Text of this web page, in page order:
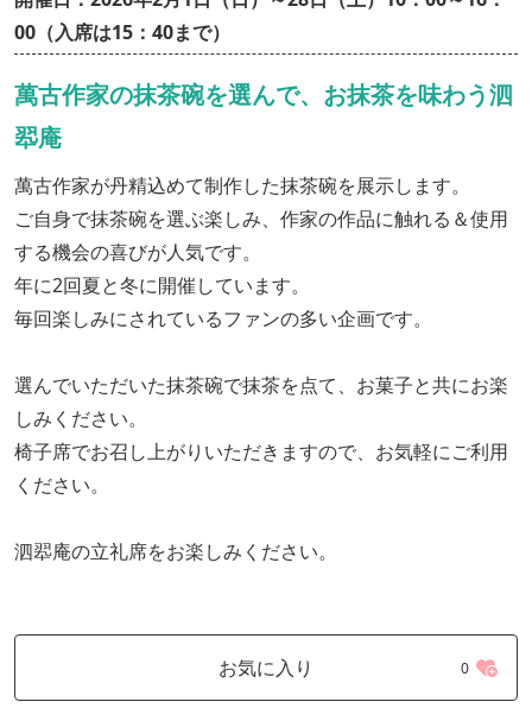
00（入席は15：40まで）
萬古作家の抹茶碗を選んで、お抹茶を味わう泗
翆庵
萬古作家が丹精込めて制作した抹茶碗を展示します。
ご自身で抹茶碗を選ぶ楽しみ、作家の作品に触れる＆使用
する機会の喜びが人気です。
年に2回夏と冬に開催しています。
毎回楽しみにされているファンの多い企画です。
選んでいただいた抹茶碗で抹茶を点て、お菓子と共にお楽
しみください。
椅子席でお召し上がりいただきますので、お気軽にご利用
ください。
泗翆庵の立礼席をお楽しみください。
お気に入り 0